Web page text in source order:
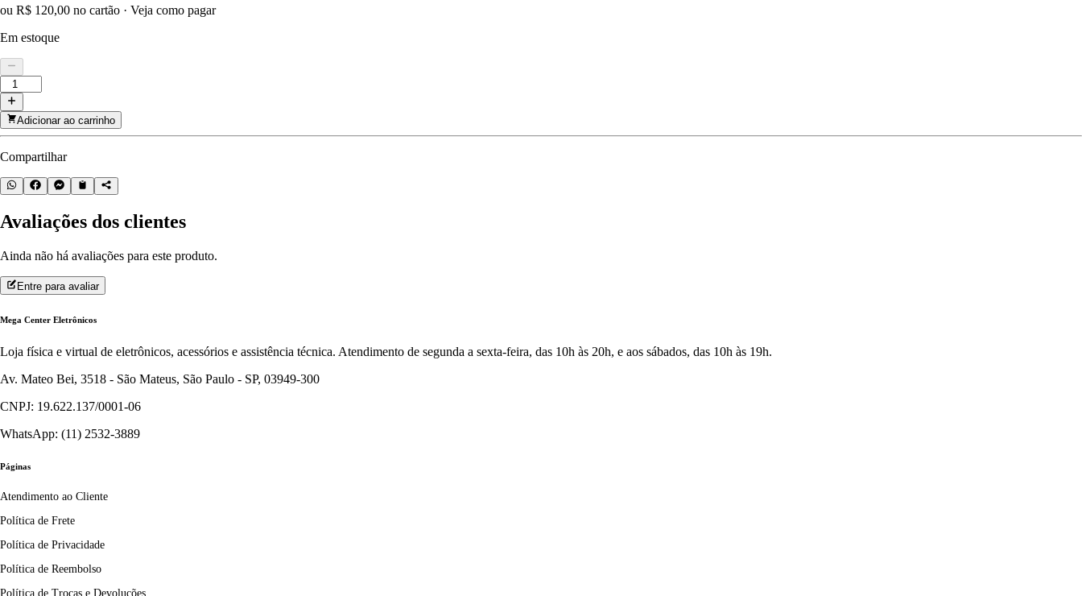
ou R$ 120,00 no cartão · Veja como pagar
Em estoque
Adicionar ao carrinho
Compartilhar
Avaliações dos clientes
Ainda não há avaliações para este produto.
Entre para avaliar
Mega Center Eletrônicos
Loja física e virtual de eletrônicos, acessórios e assistência técnica. Atendimento de segunda a sexta-feira, das 10h às 20h, e aos sábados, das 10h às 19h.
Av. Mateo Bei, 3518 - São Mateus, São Paulo - SP, 03949-300
CNPJ: 19.622.137/0001-06
WhatsApp: (11) 2532-3889
Páginas
Atendimento ao Cliente
Política de Frete
Política de Privacidade
Política de Reembolso
Política de Trocas e Devoluções